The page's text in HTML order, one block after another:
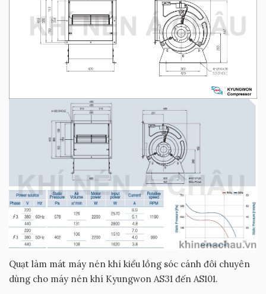
Quạt làm mát máy nén khí kiểu lồng sóc cánh đôi chuyên
dùng cho máy nén khí Kyungwon AS31 đến AS101.